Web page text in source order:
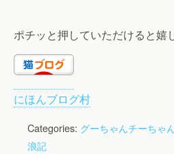
ポチッと押していただけると嬉
にほんブログ村
Categories: グーちゃんチーちゃ
浪記